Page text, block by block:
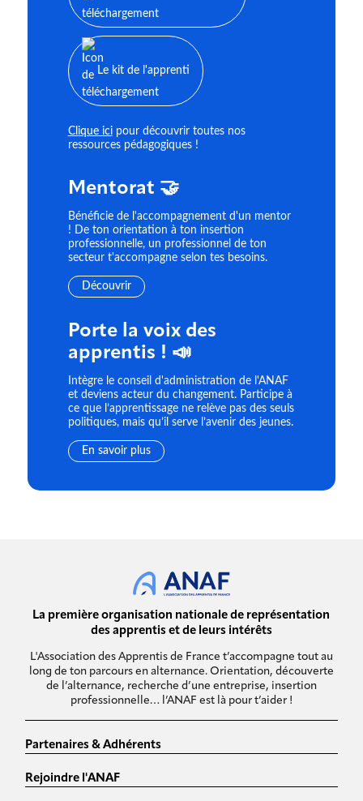
Le kit de l'apprenti
Clique icipour découvrir toutes nos
ressources pédagogiques !
Mentorat 🤝
Bénéficie de l'accompagnement d'un mentor
! De ton orientation à ton insertion
professionnelle, un professionnel de ton
secteur t'accompagne selon tes besoins.
Découvrir
Porte la voix des
apprentis ! 📣
Intègre le conseil d'administration de l'ANAF
et deviens acteur du changement. Participe à
ce que l’apprentissage ne relève pas des seuls
politiques, mais qu’il serve l’avenir des jeunes.
En savoir plus
La première organisation nationale de représentation
des apprentis et de leurs intérêts
L'Association des Apprentis de France t’accompagne tout au
long de ton parcours en alternance. Orientation, découverte
de l’alternance, recherche d’une entreprise, insertion
professionnelle… l’ANAF est là pour t’aider !
Partenaires & Adhérents
Rejoindre l'ANAF